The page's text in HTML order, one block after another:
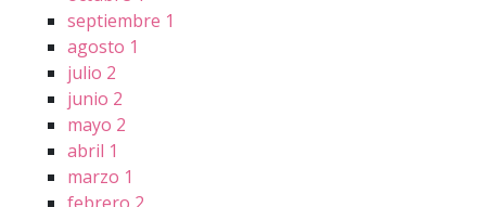
septiembre 1
agosto 1
julio 2
junio 2
mayo 2
abril 1
marzo 1